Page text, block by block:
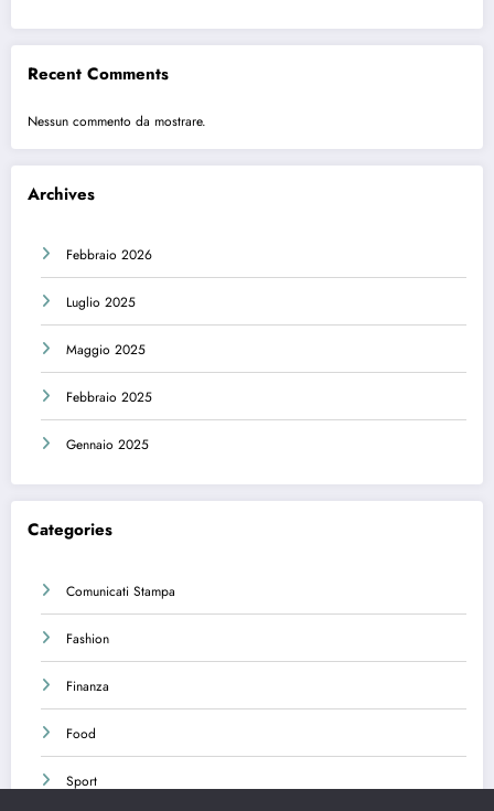
Recent Comments
Nessun commento da mostrare.
Archives
Febbraio 2026
Luglio 2025
Maggio 2025
Febbraio 2025
Gennaio 2025
Categories
Comunicati Stampa
Fashion
Finanza
Food
Sport